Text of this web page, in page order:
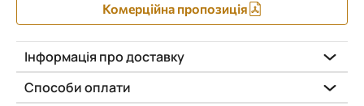
Комерційна пропозиція
Інформація про доставку
Способи оплати